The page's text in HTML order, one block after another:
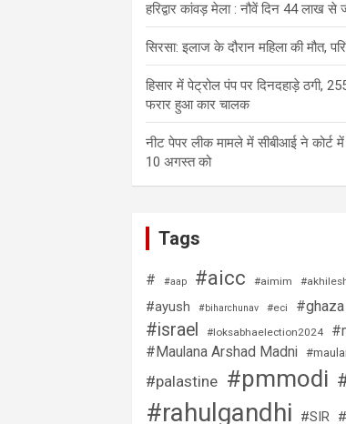
हरिद्वार कांवड़ मेला : नौवें दिन 44 लाख से
सिरसा: इलाज के दौरान महिला की मौत,
हिसार में पेट्रोल पंप पर दिनदहाड़े ठगी,
फरार हुआ कार चालक
नीट पेपर लीक मामले में सीबीआई ने कोर्ट
10 अगस्त को
Tags
# #aap #aicc #aimim
#ayush #biharchunav #eci #ghaza
#israel #loksabhaelection2024
#Maulana Arshad Madni
#palastine #pmmodi
#rahulgandhi #SIR